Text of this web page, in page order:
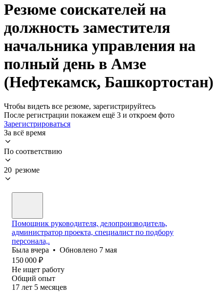
Резюме соискателей на
должность заместителя
начальника управления на
полный день в Амзе
(Нефтекамск, Башкортостан)
Чтобы видеть все резюме, зарегистрируйтесь
После регистрации покажем ещё 3 и откроем фото
Зарегистрироваться
За всё время
По соответствию
20 резюме
Помощник руководителя, делопроизводитель,
администратор проекта, специалист по подбору
персонала,.
Была вчера • Обновлено 7 мая
150 000 ₽
Не ищет работу
Общий опыт
17 лет 5 месяцев